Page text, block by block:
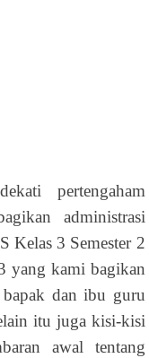
pertengaham
administrasi
Kelas 3 Semester 2
yang kami bagikan
dan ibu guru
itu juga kisi-kisi
awal tentang